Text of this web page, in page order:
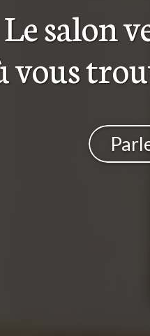
Le salon
vous